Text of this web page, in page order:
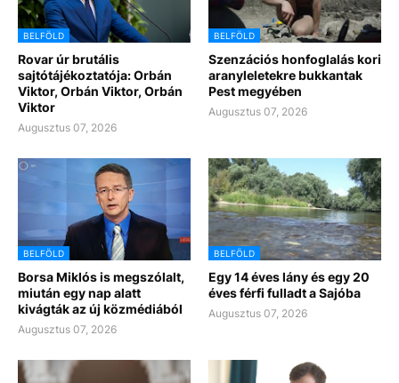
BELFÖLD
Rovar úr brutális
sajtótájékoztatója: Orbán
Viktor, Orbán Viktor, Orbán
Viktor
Augusztus 07, 2026
BELFÖLD
Szenzációs honfoglalás kori
aranyleletekre bukkantak
Pest megyében
Augusztus 07, 2026
BELFÖLD
Borsa Miklós is megszólalt,
miután egy nap alatt
kivágták az új közmédiából
Augusztus 07, 2026
BELFÖLD
Egy 14 éves lány és egy 20
éves férfi fulladt a Sajóba
Augusztus 07, 2026